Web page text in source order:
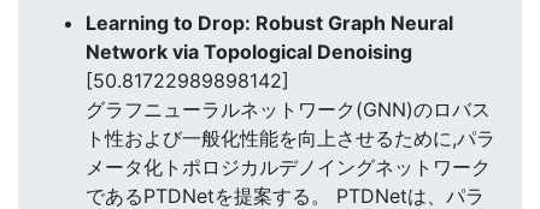
Learning to Drop: Robust Graph Neural
Network via Topological Denoising
[50.81722989898142]
グラフニューラルネットワーク(GNN)のロバス
ト性および一般化性能を向上させるために,パラ
メータ化トポロジカルデノイングネットワーク
であるPTDNetを提案する。 PTDNetは、パラ